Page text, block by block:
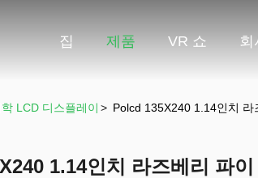
집 제품 VR 쇼 회
학 LCD 디스플레이 > Polcd 135X240 1.14인치
1.14인치 라즈베리 파